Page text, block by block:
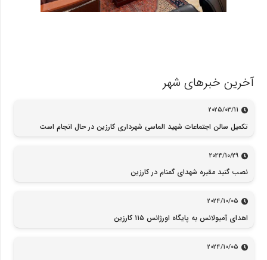
آخرین خبرهای شهر
2025/03/11
تکمیل سالن اجتماعات شهید الماسی شهرداری کارزین در حال انجام است
2024/10/29
نصب گنبد مقبره شهدای گمنام در کارزین
2024/10/05
اهدای آمبولانس به پایگاه اورژانس ۱۱۵ کارزین
2024/10/05